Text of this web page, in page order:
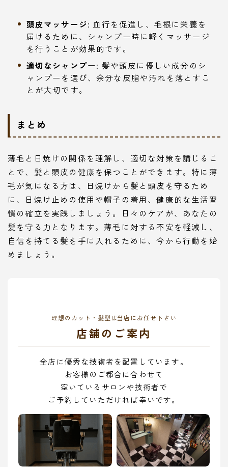
頭皮マッサージ: 血行を促進し、毛根に栄養を
届けるために、シャンプー時に軽くマッサージ
を行うことが効果的です。
適切なシャンプー: 髪や頭皮に優しい成分のシ
ャンプーを選び、余分な皮脂や汚れを落とすこ
とが大切です。
まとめ
薄毛と日焼けの関係を理解し、適切な対策を講じるこ
とで、髪と頭皮の健康を保つことができます。特に薄
毛が気になる方は、日焼けから髪と頭皮を守るため
に、日焼け止めの使用や帽子の着用、健康的な生活習
慣の確立を実践しましょう。日々のケアが、あなたの
髪を守る力となります。薄毛に対する不安を軽減し、
自信を持てる髪を手に入れるために、今から行動を始
めましょう。
理想のカット・髪型は当店にお任せ下さい
店舗のご案内
全店に優秀な技術者を配置しています。
お客様のご都合に合わせて
空いているサロンや技術者で
ご予約していただければ幸いです。